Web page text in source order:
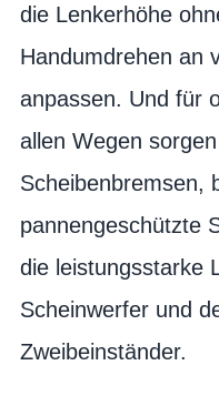
die Lenkerhöhe
Handumdrehen an
anpassen. Und für
allen Wegen
Scheibenbremsen,
pannengeschützte
die leistungsstarke
Scheinwerfer und
Zweibeinständer.